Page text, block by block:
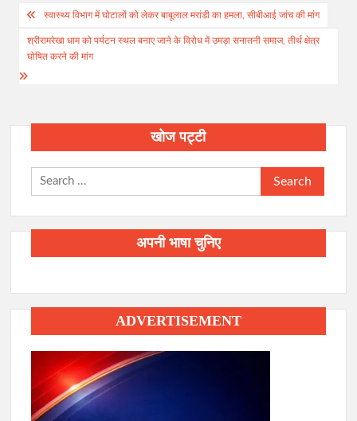
Post
navigation
स्वास्थ्य विभाग में घोटालों को लेकर बाबूलाल मरांडी का हमला, सीबीआई जांच की मांग
श्रीरामरेखा धाम को पर्यटन स्थल बनाए जाने के विरोध में उमड़ा सनातनी समाज, तीर्थ क्षेत्र
घोषित करने की मांग
खोज पट्टी
Search
for:
अपनी भाषा चुनिए
ADVERTISEMENT